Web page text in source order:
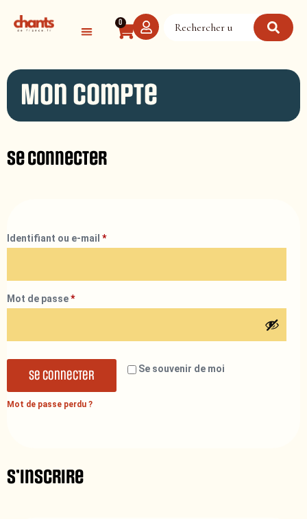
0
Mon compte
Se connecter
Identifiant ou e-mail *
Mot de passe*
Se souvenir de moi
Se connecter
Mot de passe perdu ?
S’inscrire